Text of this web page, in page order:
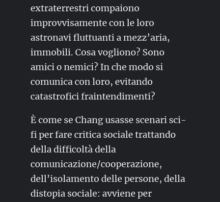
extraterrestri compaiono
improvvisamente con le loro
astronavi fluttuanti a mezz’aria,
immobili. Cosa vogliono? Sono
amici o nemici? In che modo si
comunica con loro, evitando
catastrofici fraintendimenti?
È come se Chang usasse scenari sci-
fi per fare critica sociale trattando
della difficoltà della
comunicazione/cooperazione,
dell’isolamento delle persone, della
distopia sociale: avviene per